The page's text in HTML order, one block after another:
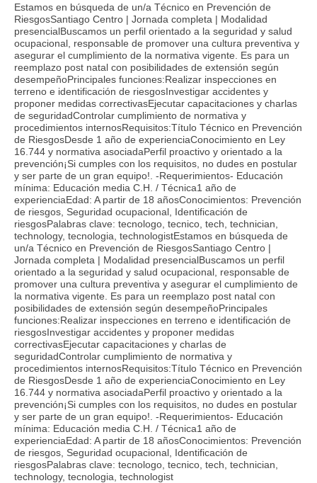
Estamos en búsqueda de un/a Técnico en Prevención de
RiesgosSantiago Centro | Jornada completa | Modalidad
presencialBuscamos un perfil orientado a la seguridad y salud
ocupacional, responsable de promover una cultura preventiva y
asegurar el cumplimiento de la normativa vigente. Es para un
reemplazo post natal con posibilidades de extensión según
desempeñoPrincipales funciones:Realizar inspecciones en
terreno e identificación de riesgosInvestigar accidentes y
proponer medidas correctivasEjecutar capacitaciones y charlas
de seguridadControlar cumplimiento de normativa y
procedimientos internosRequisitos:Título Técnico en Prevención
de RiesgosDesde 1 año de experienciaConocimiento en Ley
16.744 y normativa asociadaPerfil proactivo y orientado a la
prevención¡Si cumples con los requisitos, no dudes en postular
y ser parte de un gran equipo!. -Requerimientos- Educación
mínima: Educación media C.H. / Técnica1 año de
experienciaEdad: A partir de 18 añosConocimientos: Prevención
de riesgos, Seguridad ocupacional, Identificación de
riesgosPalabras clave: tecnologo, tecnico, tech, technician,
technology, tecnologia, technologistEstamos en búsqueda de
un/a Técnico en Prevención de RiesgosSantiago Centro |
Jornada completa | Modalidad presencialBuscamos un perfil
orientado a la seguridad y salud ocupacional, responsable de
promover una cultura preventiva y asegurar el cumplimiento de
la normativa vigente. Es para un reemplazo post natal con
posibilidades de extensión según desempeñoPrincipales
funciones:Realizar inspecciones en terreno e identificación de
riesgosInvestigar accidentes y proponer medidas
correctivasEjecutar capacitaciones y charlas de
seguridadControlar cumplimiento de normativa y
procedimientos internosRequisitos:Título Técnico en Prevención
de RiesgosDesde 1 año de experienciaConocimiento en Ley
16.744 y normativa asociadaPerfil proactivo y orientado a la
prevención¡Si cumples con los requisitos, no dudes en postular
y ser parte de un gran equipo!. -Requerimientos- Educación
mínima: Educación media C.H. / Técnica1 año de
experienciaEdad: A partir de 18 añosConocimientos: Prevención
de riesgos, Seguridad ocupacional, Identificación de
riesgosPalabras clave: tecnologo, tecnico, tech, technician,
technology, tecnologia, technologist